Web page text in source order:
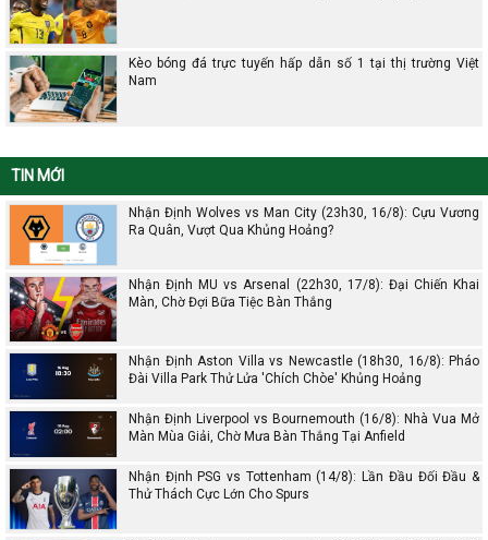
Kèo bóng đá trực tuyến hấp dẫn số 1 tại thị trường Việt
Nam
TIN MỚI
Nhận Định Wolves vs Man City (23h30, 16/8): Cựu Vương
Ra Quân, Vượt Qua Khủng Hoảng?
Nhận Định MU vs Arsenal (22h30, 17/8): Đại Chiến Khai
Màn, Chờ Đợi Bữa Tiệc Bàn Thắng
Nhận Định Aston Villa vs Newcastle (18h30, 16/8): Pháo
Đài Villa Park Thử Lửa 'Chích Chòe' Khủng Hoảng
Nhận Định Liverpool vs Bournemouth (16/8): Nhà Vua Mở
Màn Mùa Giải, Chờ Mưa Bàn Thắng Tại Anfield
Nhận Định PSG vs Tottenham (14/8): Lần Đầu Đối Đầu &
Thử Thách Cực Lớn Cho Spurs